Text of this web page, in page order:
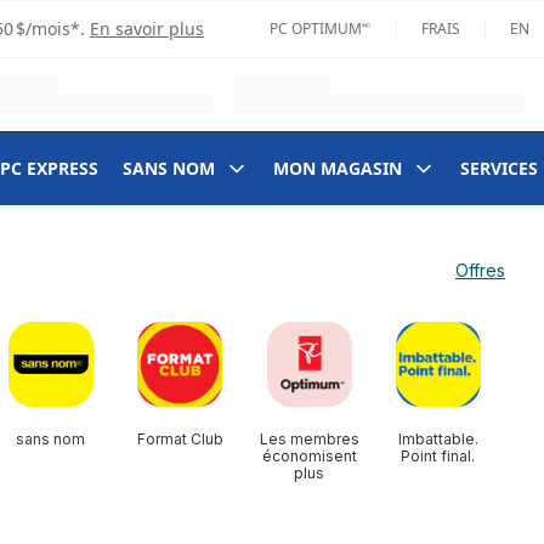
$/mois*. En savoir plus PC OPTIMUM🅪 FRAIS EN
EXPRESS SANS NOM MON MAGASIN SERVICES
Offres
sans nom Format Club
Les membres
économisent
plus
Imbattable.
Point final.